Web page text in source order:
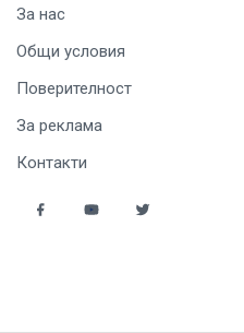
За нас
Общи условия
Поверителност
За реклама
Контакти